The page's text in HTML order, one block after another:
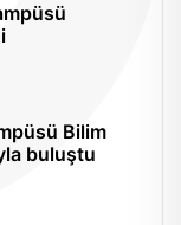
Bilim
buluştu